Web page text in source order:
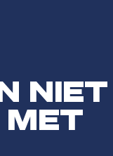
NIET